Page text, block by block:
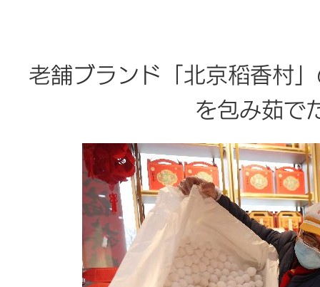
老舗ブランド「北京稻香村
を包み茹で